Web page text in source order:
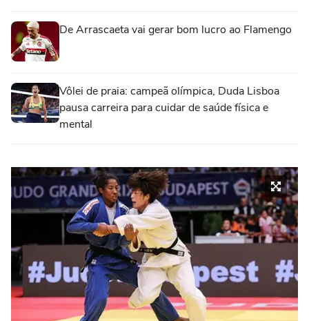
De Arrascaeta vai gerar bom lucro ao Flamengo
Vôlei de praia: campeã olímpica, Duda Lisboa
pausa carreira para cuidar de saúde física e
mental